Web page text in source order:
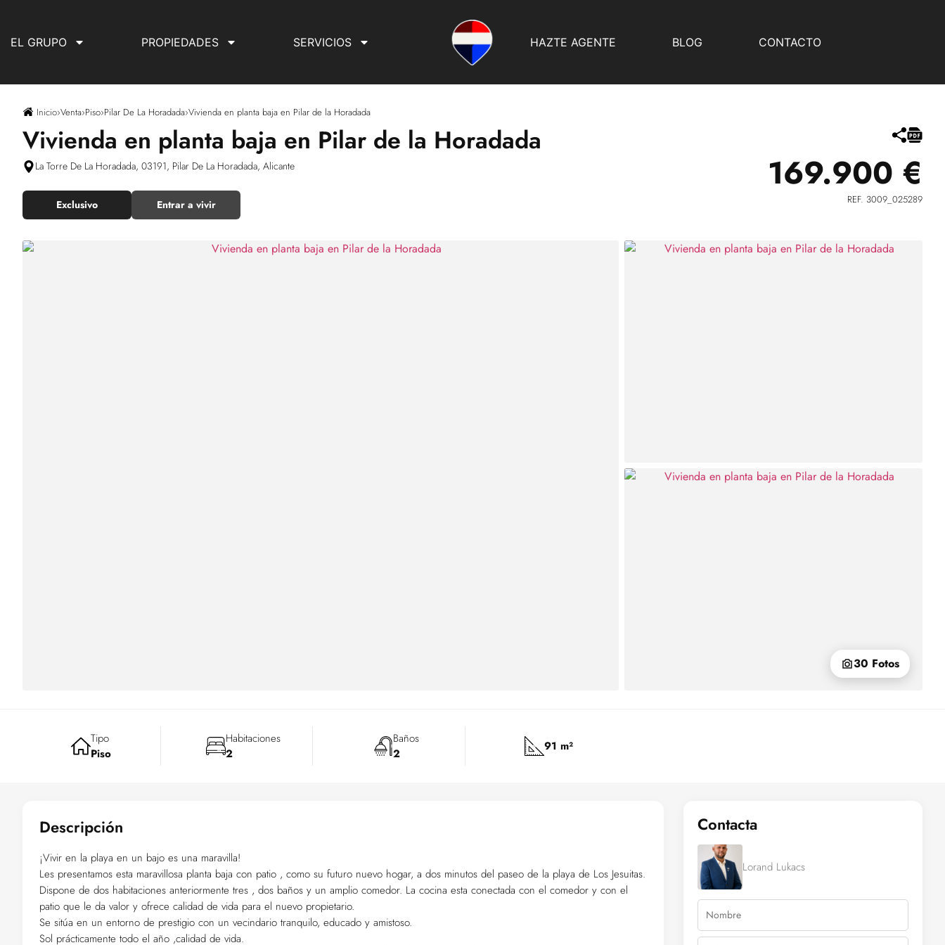
EL GRUPO PROPIEDADES SERVICIOS HAZTE AGENTE BLOG CONTACTO
Inicio›Venta›Piso›Pilar De La Horadada›Vivienda en planta baja en Pilar de la Horadada
Vivienda en planta baja en Pilar de la Horadada
La Torre De La Horadada, 03191, Pilar De La Horadada, Alicante
Exclusivo Entrar a vivir
169.900 €
REF. 3009_025289
30 Fotos
Tipo
Piso
Habitaciones
2
Baños
2
91 m²
Descripción
¡Vivir en la playa en un bajo es una maravilla!
Les presentamos esta maravillosa planta baja con patio , como su futuro nuevo hogar, a dos minutos del paseo de la playa de Los Jesuitas.
Dispone de dos habitaciones anteriormente tres , dos baños y un amplio comedor. La cocina esta conectada con el comedor y con el
patio que le da valor y ofrece calidad de vida para el nuevo propietario.
Se sitúa en un entorno de prestigio con un vecindario tranquilo, educado y amistoso.
Sol prácticamente todo el año ,calidad de vida.
Contacta
Lorand Lukacs